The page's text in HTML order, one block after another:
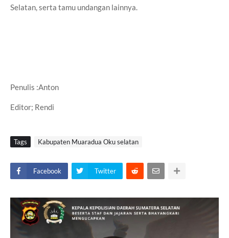
Selatan, serta tamu undangan lainnya.
Penulis :Anton
Editor; Rendi
Tags Kabupaten Muaradua Oku selatan
Facebook Twitter